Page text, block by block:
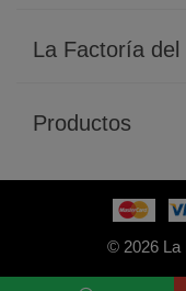
La Factoría del
Productos
© 2026 La